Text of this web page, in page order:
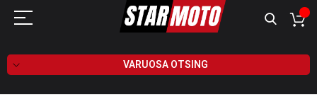
VARUOSA OTSING